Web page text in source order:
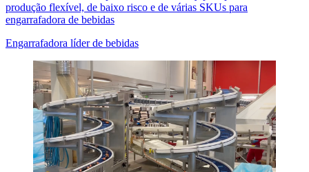
produção flexível, de baixo risco e de várias SKUs para
engarrafadora de bebidas
Engarrafadora líder de bebidas